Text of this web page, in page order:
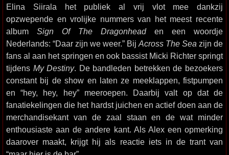
Elina Siirala het publiek al vrij vlot mee dankzij
opzwepende en vrolijke nummers van het meest recente
album Sign Of The Dragonheaden een woordje
Nederlands: “Daar zijn we weer.” Bij Across The Sea zijn de
fans al aan het springen en ook bassist Micki Richter springt
tijdens My Destiny. De bandleden betrekken de bezoekers
constant bij de show en laten ze meeklappen, fistpumpen
en “hey, hey, hey” meeroepen. Daarbij valt op dat de
fanatiekelingen die het hardst juichen en actief doen aan de
merchandisekant van de zaal staan en de wat minder
enthousiaste aan de andere kant. Als Alex een opmerking
daarover maakt, krijgt hij als reactie iets in de trant van